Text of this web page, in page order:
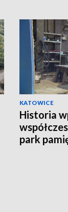
KATOWICE
Historia
park